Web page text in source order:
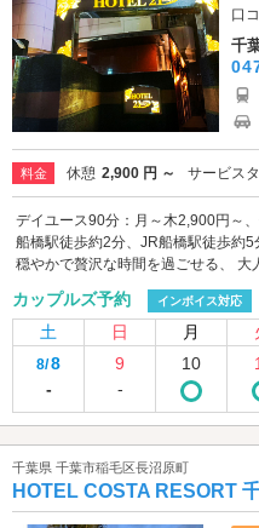
口
千
料金 休憩 2,900 円 ～ サービス
デイユース90分：月～木2,900円～
船橋駅徒歩約2分、JR船橋駅徒歩約
穏やかで贅沢な時間を過ごせる、 大
カップルズ予約 インボイス対応
土 日 月
8/8
-
9
-
10
千葉県 千葉市稲毛区長沼原町
HOTEL COSTA RESORT